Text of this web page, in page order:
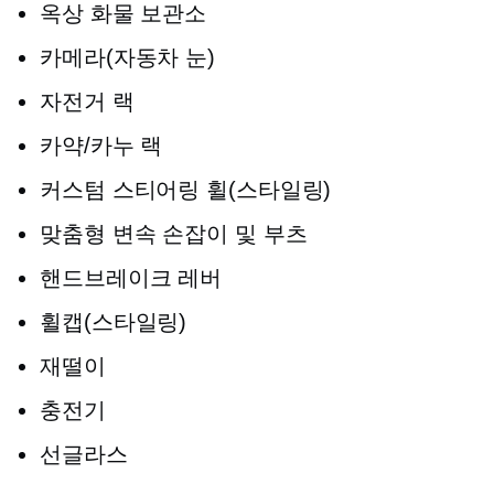
옥상 화물 보관소
카메라(자동차 눈)
자전거 랙
카약/카누 랙
커스텀 스티어링 휠(스타일링)
맞춤형 변속 손잡이 및 부츠
핸드브레이크 레버
휠캡(스타일링)
재떨이
충전기
선글라스